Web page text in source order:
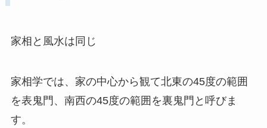
家相と風水は同じ
家相学では、家の中心から観て北東の45度の範囲
を表鬼門、南西の45度の範囲を裏鬼門と呼びま
す。